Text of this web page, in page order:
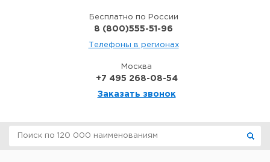
Бесплатно по России
8 (800)555-51-96
Телефоны в регионах
Москва
+7 495 268-08-54
Заказать звонок